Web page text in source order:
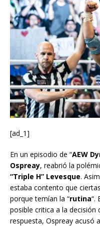
[ad_1]
En un episodio de “AEW
Ospreay, reabrió la
“Triple H” Levesque.
estaba contento que
porque temían la “rutina“.
posible critica a la decisión
respuesta, Ospreay acusó